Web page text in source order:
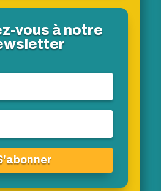
vous à notre